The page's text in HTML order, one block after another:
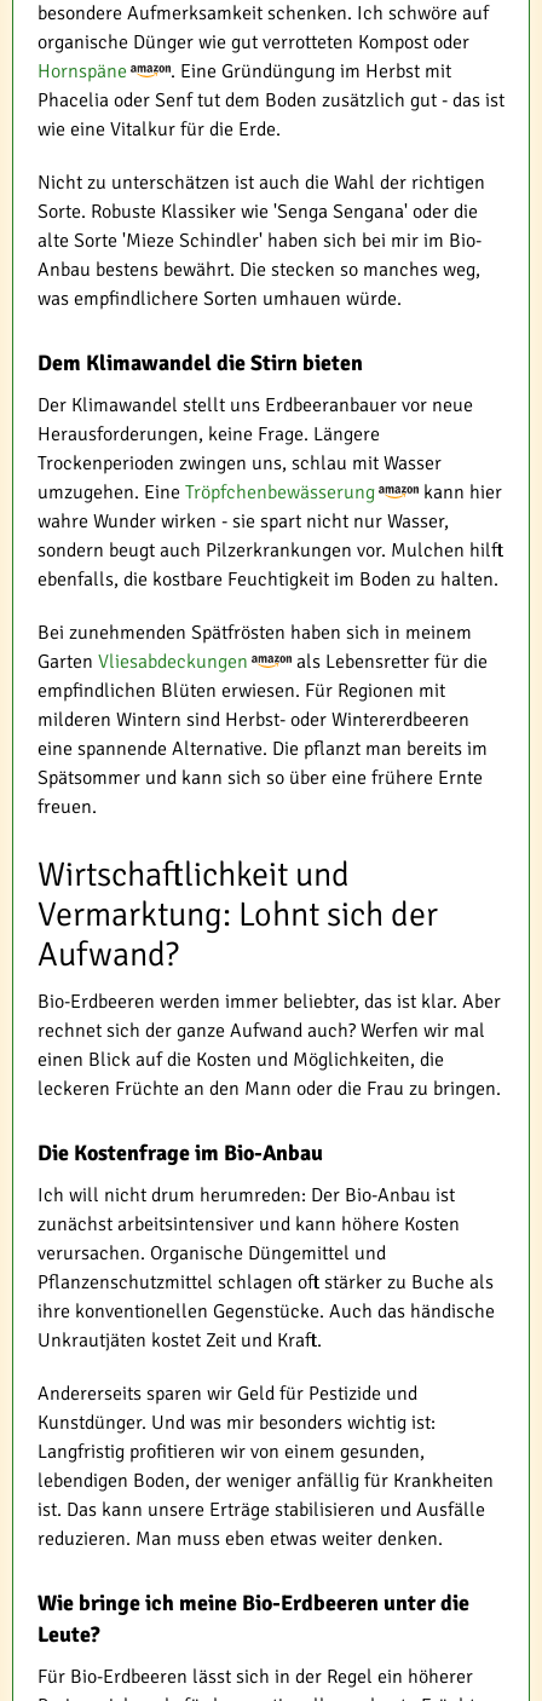
besondere Aufmerksamkeit schenken. Ich schwöre auf
organische Dünger wie gut verrotteten Kompost oder
Hornspäne
. Eine Gründüngung im Herbst mit
Phacelia oder Senf tut dem Boden zusätzlich gut - das ist
wie eine Vitalkur für die Erde.
Nicht zu unterschätzen ist auch die Wahl der richtigen
Sorte. Robuste Klassiker wie 'Senga Sengana' oder die
alte Sorte 'Mieze Schindler' haben sich bei mir im Bio-
Anbau bestens bewährt. Die stecken so manches weg,
was empfindlichere Sorten umhauen würde.
Dem Klimawandel die Stirn bieten
Der Klimawandel stellt uns Erdbeeranbauer vor neue
Herausforderungen, keine Frage. Längere
Trockenperioden zwingen uns, schlau mit Wasser
umzugehen. Eine Tröpfchenbewässerung
kann hier
wahre Wunder wirken - sie spart nicht nur Wasser,
sondern beugt auch Pilzerkrankungen vor. Mulchen hilft
ebenfalls, die kostbare Feuchtigkeit im Boden zu halten.
Bei zunehmenden Spätfrösten haben sich in meinem
Garten Vliesabdeckungen
als Lebensretter für die
empfindlichen Blüten erwiesen. Für Regionen mit
milderen Wintern sind Herbst- oder Wintererdbeeren
eine spannende Alternative. Die pflanzt man bereits im
Spätsommer und kann sich so über eine frühere Ernte
freuen.
Wirtschaftlichkeit und
Vermarktung: Lohnt sich der
Aufwand?
Bio-Erdbeeren werden immer beliebter, das ist klar. Aber
rechnet sich der ganze Aufwand auch? Werfen wir mal
einen Blick auf die Kosten und Möglichkeiten, die
leckeren Früchte an den Mann oder die Frau zu bringen.
Die Kostenfrage im Bio-Anbau
Ich will nicht drum herumreden: Der Bio-Anbau ist
zunächst arbeitsintensiver und kann höhere Kosten
verursachen. Organische Düngemittel und
Pflanzenschutzmittel schlagen oft stärker zu Buche als
ihre konventionellen Gegenstücke. Auch das händische
Unkrautjäten kostet Zeit und Kraft.
Andererseits sparen wir Geld für Pestizide und
Kunstdünger. Und was mir besonders wichtig ist:
Langfristig profitieren wir von einem gesunden,
lebendigen Boden, der weniger anfällig für Krankheiten
ist. Das kann unsere Erträge stabilisieren und Ausfälle
reduzieren. Man muss eben etwas weiter denken.
Wie bringe ich meine Bio-Erdbeeren unter die
Leute?
Für Bio-Erdbeeren lässt sich in der Regel ein höherer